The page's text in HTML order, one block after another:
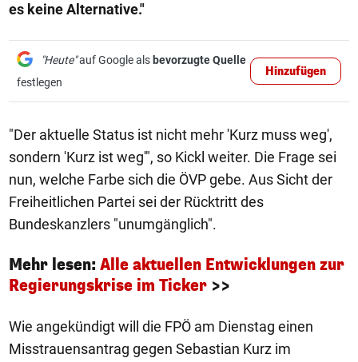
es keine Alternative."
"Heute"auf Google als bevorzugte Quelle
festlegen
Hinzufügen
"Der aktuelle Status ist nicht mehr 'Kurz muss weg',
sondern 'Kurz ist weg'", so Kickl weiter. Die Frage sei
nun, welche Farbe sich die ÖVP gebe. Aus Sicht der
Freiheitlichen Partei sei der Rücktritt des
Bundeskanzlers "unumgänglich".
Mehr lesen: Alle aktuellen Entwicklungen zur
Regierungskrise im Ticker >>
Wie angekündigt will die FPÖ am Dienstag einen
Misstrauensantrag gegen Sebastian Kurz im